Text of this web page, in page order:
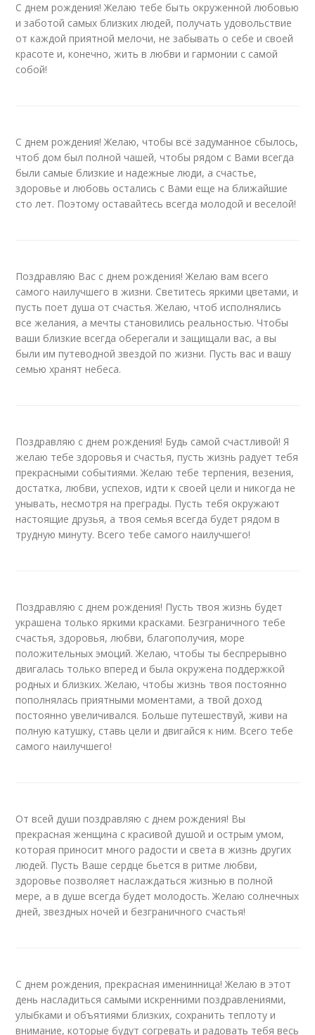
С днем рождения! Желаю тебе быть окруженной любовью
и заботой самых близких людей, получать удовольствие
от каждой приятной мелочи, не забывать о себе и своей
красоте и, конечно, жить в любви и гармонии с самой
собой!
С днем рождения! Желаю, чтобы всё задуманное сбылось,
чтоб дом был полной чашей, чтобы рядом с Вами всегда
были самые близкие и надежные люди, а счастье,
здоровье и любовь остались с Вами еще на ближайшие
сто лет. Поэтому оставайтесь всегда молодой и веселой!
Поздравляю Вас с днем рождения! Желаю вам всего
самого наилучшего в жизни. Светитесь яркими цветами, и
пусть поет душа от счастья. Желаю, чтоб исполнялись
все желания, а мечты становились реальностью. Чтобы
ваши близкие всегда оберегали и защищали вас, а вы
были им путеводной звездой по жизни. Пусть вас и вашу
семью хранят небеса.
Поздравляю с днем рождения! Будь самой счастливой! Я
желаю тебе здоровья и счастья, пусть жизнь радует тебя
прекрасными событиями. Желаю тебе терпения, везения,
достатка, любви, успехов, идти к своей цели и никогда не
унывать, несмотря на преграды. Пусть тебя окружают
настоящие друзья, а твоя семья всегда будет рядом в
трудную минуту. Всего тебе самого наилучшего!
Поздравляю с днем рождения! Пусть твоя жизнь будет
украшена только яркими красками. Безграничного тебе
счастья, здоровья, любви, благополучия, море
положительных эмоций. Желаю, чтобы ты беспрерывно
двигалась только вперед и была окружена поддержкой
родных и близких. Желаю, чтобы жизнь твоя постоянно
пополнялась приятными моментами, а твой доход
постоянно увеличивался. Больше путешествуй, живи на
полную катушку, ставь цели и двигайся к ним. Всего тебе
самого наилучшего!
От всей души поздравляю с днем рождения! Вы
прекрасная женщина с красивой душой и острым умом,
которая приносит много радости и света в жизнь других
людей. Пусть Ваше сердце бьется в ритме любви,
здоровье позволяет наслаждаться жизнью в полной
мере, а в душе всегда будет молодость. Желаю солнечных
дней, звездных ночей и безграничного счастья!
С днем рождения, прекрасная именинница! Желаю в этот
день насладиться самыми искренними поздравлениями,
улыбками и объятиями близких, сохранить теплоту и
внимание, которые будут согревать и радовать тебя весь